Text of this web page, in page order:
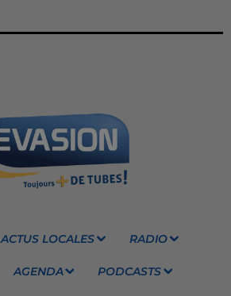
ACTUS LOCALES RADIO
AGENDA PODCASTS